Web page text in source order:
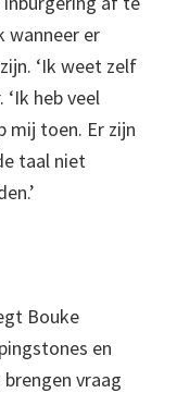
wanneer er
‘Ik weet zelf
‘Ik heb veel
mij toen. Er zijn
taal niet
Bouke
en
vraag